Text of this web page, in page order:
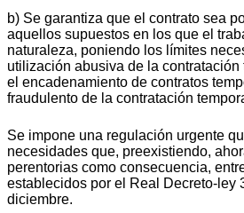
b) Se garantiza que el contrato sea
aquellos supuestos en los que el
naturaleza, poniendo los límites
utilización abusiva de la
el encadenamiento de contratos
fraudulento de la contratación
Se impone una regulación urgente
necesidades que, preexistiendo,
perentorias como consecuencia,
establecidos por el Real Decreto-ley
diciembre.